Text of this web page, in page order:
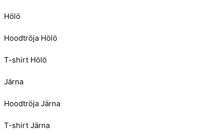
Hölö
Hoodtröja Hölö
T-shirt Hölö
Järna
Hoodtröja Järna
T-shirt Järna